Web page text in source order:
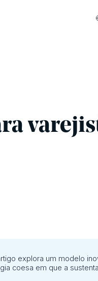
explora um modelo
coesa em que a